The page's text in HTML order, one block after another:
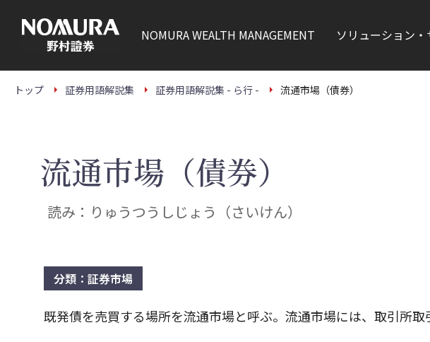
本
NOMURAWEALTH MANAGEMENT ソリューション
トップ 証券用語解説集 証券用語解説集 - ら行 - 流通市場（債券）
流通市場（債券）
読み：りゅうつうしじょう（さいけん）
分類：証券市場
既発債を売買する場所を流通市場と呼ぶ。流通市場には、取引所取